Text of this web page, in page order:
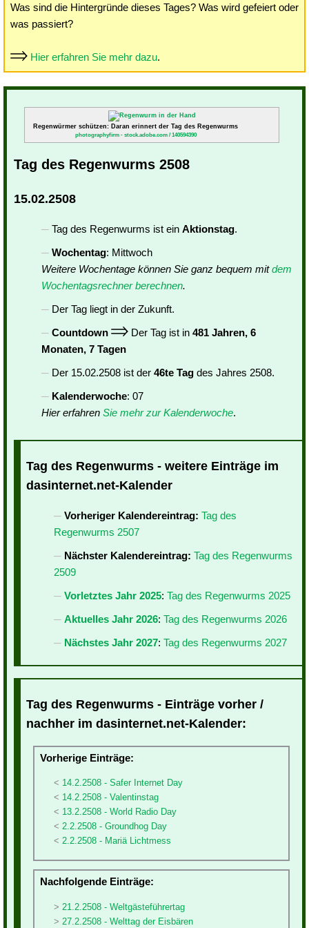
Was sind die Hintergründe dieses Tages? Was wird gefeiert oder
was passiert?
Hier erfahren Sie mehr dazu.
Regenwürmer schützen: Daran erinnert der Tag des Regenwurms
photographyfirm - stock.adobe.com / 140594390
Tag des Regenwurms 2508
15.02.2508
Tag des Regenwurms ist ein Aktionstag.
Wochentag: Mittwoch
Weitere Wochentage können Sie ganz bequem mitdem
Wochentagsrechner berechnen.
Der Tag liegt in der Zukunft.
Countdown
Der Tag ist in 481 Jahren, 6
Monaten, 7 Tagen
Der 15.02.2508 ist der 46te Tag des Jahres 2508.
Kalenderwoche: 07
Hier erfahren Sie mehr zur Kalenderwoche.
Tag des Regenwurms - weitere Einträge im
dasinternet.net-Kalender
Vorheriger Kalendereintrag: Tag des
Regenwurms 2507
Nächster Kalendereintrag: Tag des Regenwurms
2509
Vorletztes Jahr 2025: Tag des Regenwurms 2025
Aktuelles Jahr 2026: Tag des Regenwurms 2026
Nächstes Jahr 2027: Tag des Regenwurms 2027
Tag des Regenwurms - Einträge vorher /
nachher im dasinternet.net-Kalender:
Vorherige Einträge:
14.2.2508 - Safer Internet Day
14.2.2508 - Valentinstag
13.2.2508 - World Radio Day
2.2.2508 - Groundhog Day
2.2.2508 - Mariä Lichtmess
Nachfolgende Einträge:
21.2.2508 - Weltgästeführertag
27.2.2508 - Welttag der Eisbären